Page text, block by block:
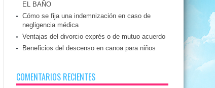
EL BAÑO
Cómo se fija una indemnización en caso de
negligencia médica
Ventajas del divorcio exprés o de mutuo acuerdo
Beneficios del descenso en canoa para niños
COMENTARIOS RECIENTES